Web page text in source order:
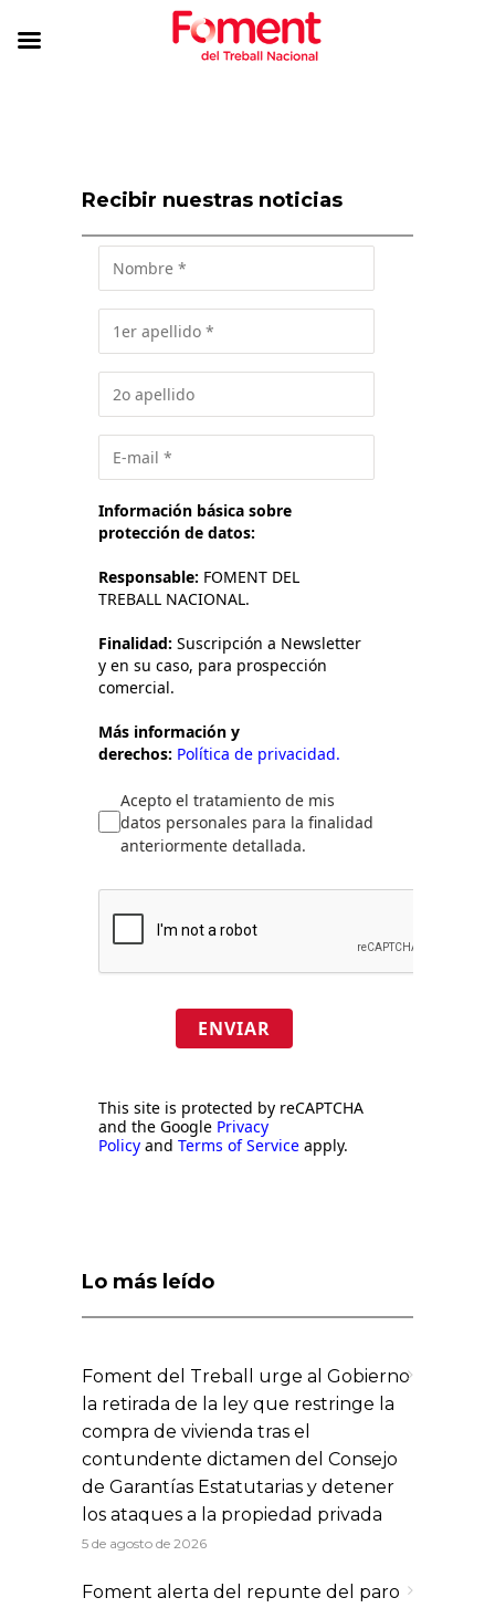
Recibir nuestras noticias
Información básica sobre
protección de datos:
Responsable: FOMENT DEL
TREBALL NACIONAL.
Finalidad: Suscripción a Newsletter
y en su caso, para prospección
comercial.
Más información y
derechos: Política de privacidad.
Acepto el tratamiento de mis
datos personales para la finalidad
anteriormente detallada.
ENVIAR
This site is protected by reCAPTCHA
and the Google Privacy
Policy and Terms of Service apply.
Lo más leído
Foment del Treball urge al Gobierno
la retirada de la ley que restringe la
compra de vivienda tras el
contundente dictamen del Consejo
de Garantías Estatutarias y detener
los ataques a la propiedad privada
5 de agosto de 2026
Foment alerta del repunte del paro